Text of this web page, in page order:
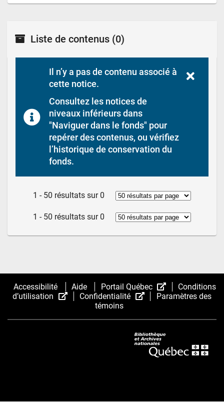
Liste de contenus (0)
Il n’y a pas de contenu associé à
cette notice.
Consultez les notices de
niveaux inférieurs dans
"Naviguer dans le fonds" pour
repérer des contenus, ou vérifiez
l’historique de conservation du
fonds.
1 - 50 résultats sur 0
1 - 50 résultats sur 0
Accessibilité Aide Portail Québec
(Cet
hyperlien
nouvelle
fenêtre.)
Conditions
d’utilisation
(Cet
hyperlien
Confidentialité
(Cet
une
nouvelle
fenêtre.)
Paramètres des
témoins